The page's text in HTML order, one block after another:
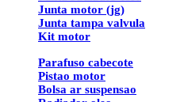
Junta motor (jg)
Junta tampa valvula
Kit motor
Parafuso cabecote
Pistao motor
Bolsa ar suspensao